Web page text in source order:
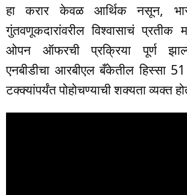
हा करार केवळ आर्थिक नसून,
गुंतवणूकदारांवरील विश्वासाचं
ओपन ऑफरची प्रक्रिया पूर्ण
एनबीडीचा आरबीएल बँकेतील हिस्सा
टक्क्यांपर्यंत पोहोचण्याची शक्यता व्यक्त